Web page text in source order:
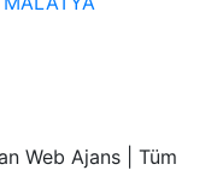
Web Ajans | Tüm